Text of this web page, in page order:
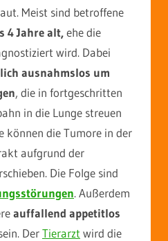
Meist sind betroffene
4 Jahre alt,ehe die
wird. Dabei
ausnahmslos um
, die in fortgeschritten
in die Lunge streuen
können die Tumore in der
aufgrund der
Die Folge sind
. Außerdem
auffallend appetitlos
DerTierarzt wird die